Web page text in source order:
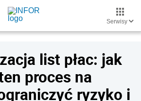
Serwisy
list płac: jak
proces na
ryzyko i